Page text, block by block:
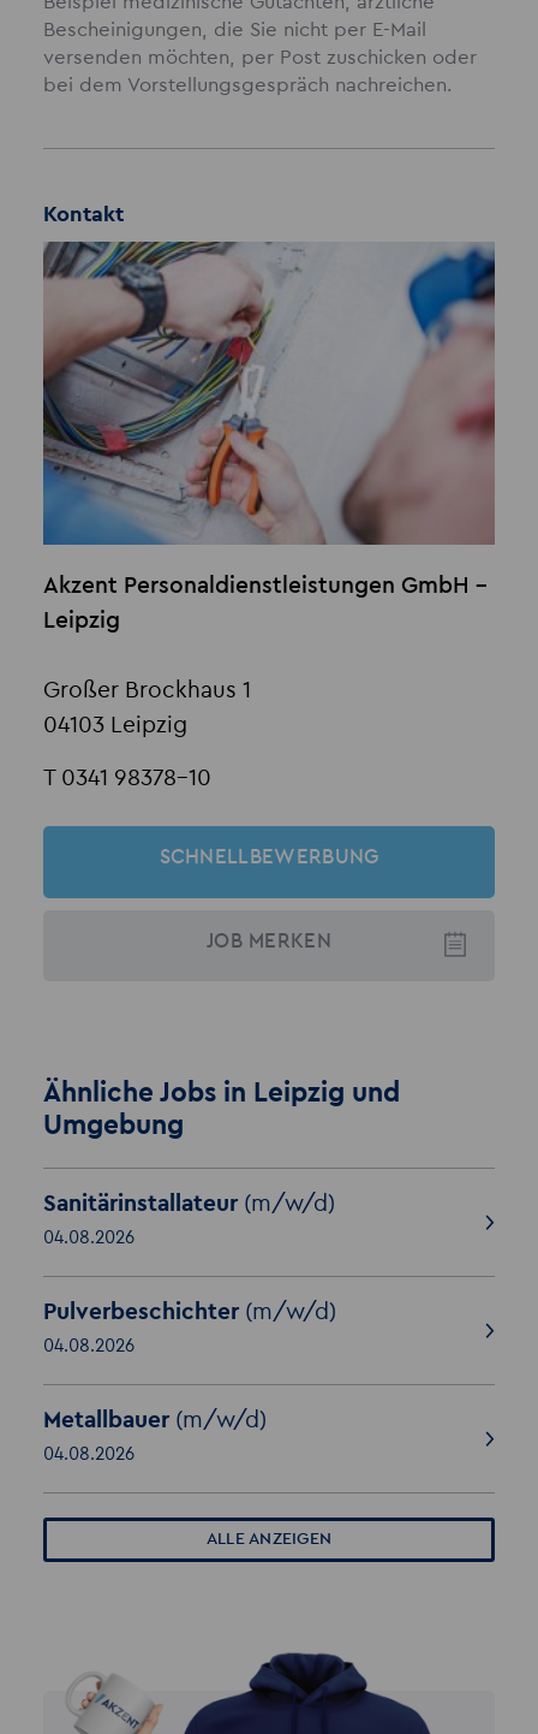
Bescheinigungen, die Sie nicht per E-Mail
versenden möchten, per Post zuschicken oder
bei dem Vorstellungsgespräch nachreichen.
Kontakt
Akzent Personaldienstleistungen GmbH -
Leipzig
Großer Brockhaus 1
04103 Leipzig
T 0341 98378-10
SCHNELLBEWERBUNG
JOB MERKEN
Ähnliche Jobs in Leipzig und
Umgebung
Sanitärinstallateur (m/w/d)
04.08.2026
Pulverbeschichter (m/w/d)
04.08.2026
Metallbauer (m/w/d)
04.08.2026
ALLE ANZEIGEN